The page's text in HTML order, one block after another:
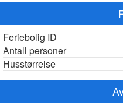
Feriebolig ID
Antall personer
Husstørrelse